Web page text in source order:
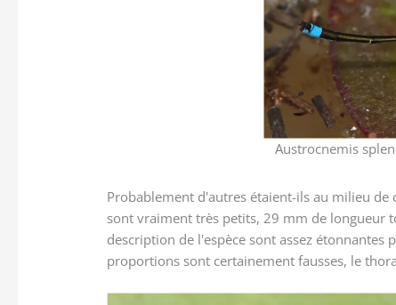
Austrocnemis
Probablement d'autres étaient-ils au milieu
sont vraiment très petits, 29 mm de longueur
description de l'espèce sont assez
proportions sont certainement fausses, le